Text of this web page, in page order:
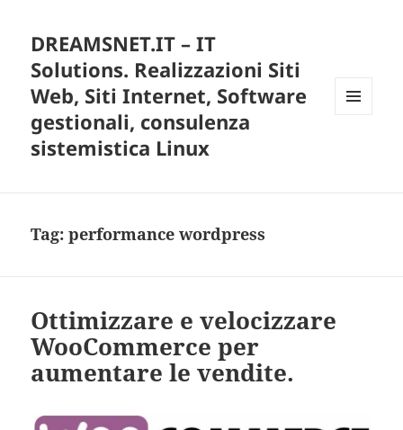
DREAMSNET.IT – IT
Solutions. Realizzazioni Siti
Web, Siti Internet, Software
gestionali, consulenza
sistemistica Linux
Tag:performance wordpress
Ottimizzare e velocizzare
WooCommerce per
aumentare le vendite.